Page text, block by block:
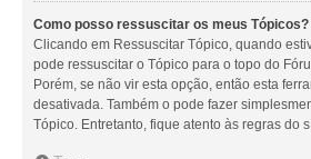
Como posso ressuscitar os meus Tópicos?
Clicando em Ressuscitar Tópico, quando
pode ressuscitar o Tópico para o topo do
Porém, se não vir esta opção, então esta
desativada. Também o pode fazer
Tópico. Entretanto, fique atento às regras do